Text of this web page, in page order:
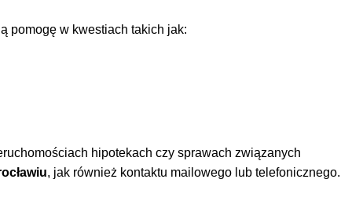
pomogę w kwestiach takich jak:
hipotekach czy sprawach związanych
, jak również kontaktu mailowego lub telefonicznego.